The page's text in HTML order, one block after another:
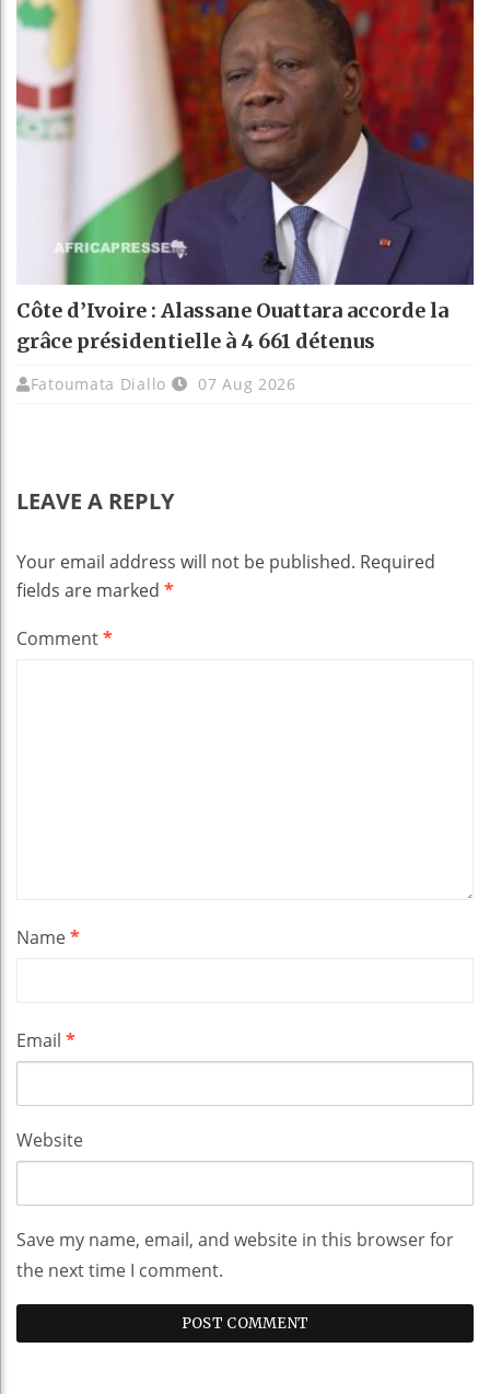
Côte d’Ivoire : Alassane Ouattara accorde la
grâce présidentielle à 4 661 détenus
Fatoumata Diallo 07 Aug 2026
LEAVE A REPLY
Your email address will not be published. Required
fields are marked *
Comment*
Name*
Email *
Website
Save my name, email, and website in this browser for
the next time I comment.